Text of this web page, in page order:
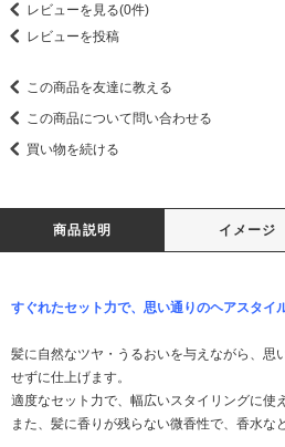
レビューを見る(0件)
レビューを投稿
この商品を友達に教える
この商品について問い合わせる
買い物を続ける
商品説明 イメージ
すぐれたセット力で、思い通りのヘアスタイ
髪に自然なツヤ・うるおいを与えながら、思
せずに仕上げます。
適度なセット力で、幅広いスタイリングに使
また、髪に香りが残らない微香性で、香水な